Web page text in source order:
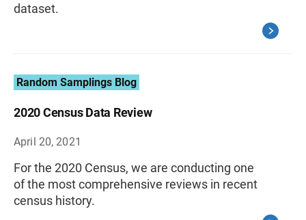
dataset.
Random Samplings Blog
2020 Census Data Review
April 20, 2021
For the 2020 Census, we are conducting one
of the most comprehensive reviews in recent
census history.